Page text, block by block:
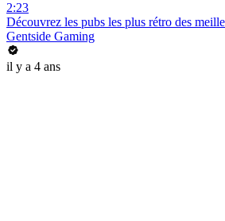
2:23
Découvrez les pubs les plus rétro des
Gentside Gaming
il y a 4 ans